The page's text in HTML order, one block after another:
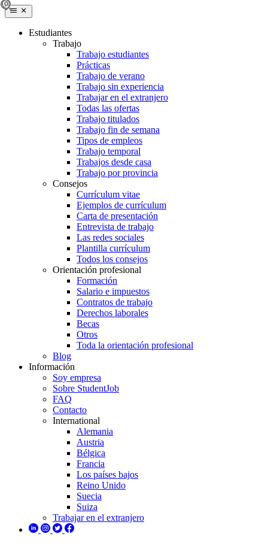
Estudiantes
Trabajo
Trabajo estudiantes
Prácticas
Trabajo de verano
Trabajo sin experiencia
Trabajar en el extranjero
Todas las ofertas
Trabajo titulados
Trabajo fin de semana
Tipos de empleos
Trabajo temporal
Trabajos desde casa
Trabajo por provincia
Consejos
Currículum vitae
Ejemplos de currículum
Carta de presentación
Entrevista de trabajo
Las redes sociales
Plantilla currículum
Todos los consejos
Orientación profesional
Formación
Salario e impuestos
Contratos de trabajo
Derechos laborales
Becas
Otros
Toda la orientación profesional
Blog
Información
Soy empresa
Sobre StudentJob
FAQ
Contacto
International
Alemania
Austria
Bélgica
Francia
Los países bajos
Reino Unido
Suecia
Suiza
Trabajar en el extranjero